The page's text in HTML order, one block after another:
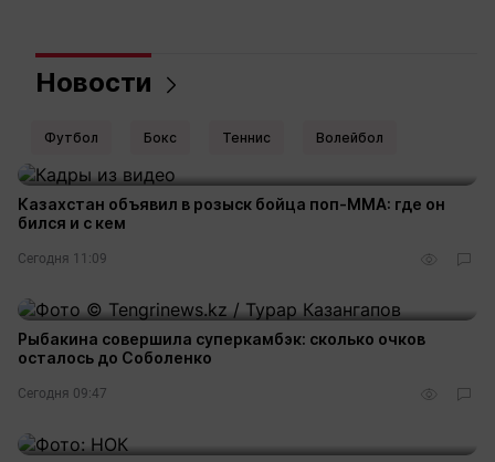
Новости
Футбол Бокс Теннис Волейбол
Казахстан объявил в розыск бойца поп-MMA: где он
бился и с кем
Сегодня 11:09
Рыбакина совершила суперкамбэк: сколько очков
осталось до Соболенко
Сегодня 09:47